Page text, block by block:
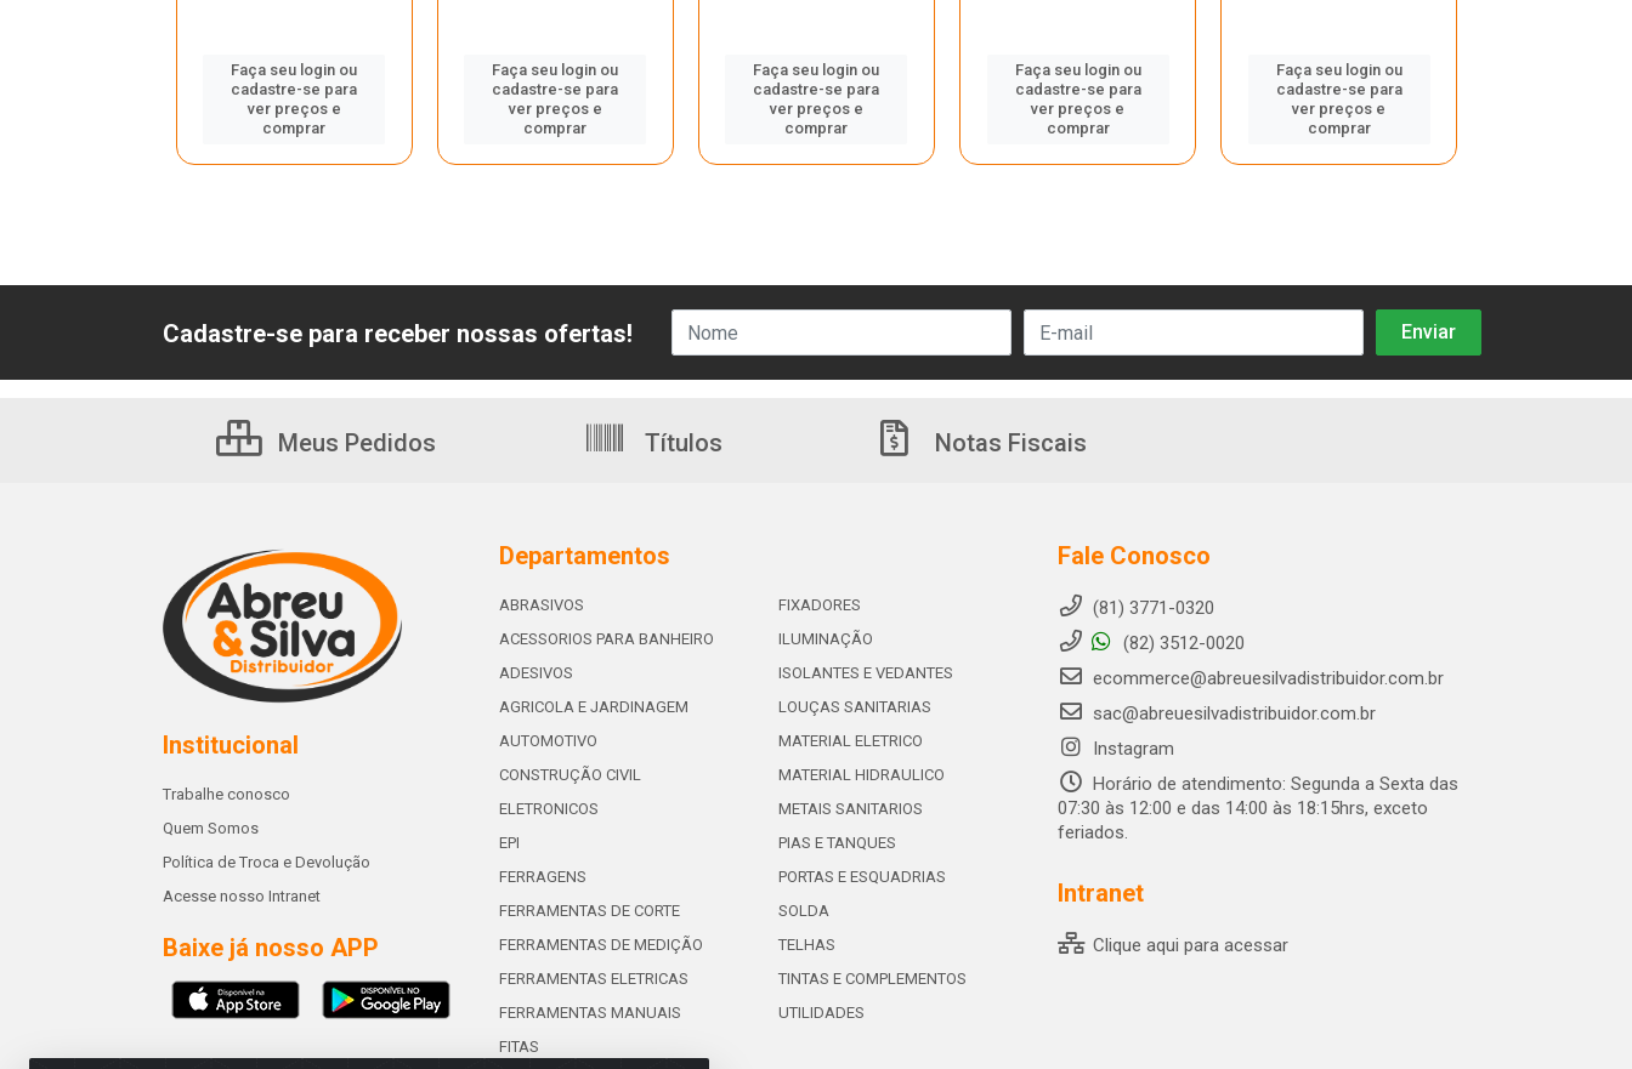
Faça seu login ou
cadastre-se para
ver preços e
comprar
Faça seu login ou
cadastre-se para
ver preços e
comprar
Faça seu login ou
cadastre-se para
ver preços e
comprar
Faça seu login ou
cadastre-se para
ver preços e
comprar
Faça seu login ou
cadastre-se para
ver preços e
comprar
Cadastre-se para receber nossas ofertas!
Meus Pedidos Títulos Notas Fiscais
Institucional
Trabalhe conosco
Quem Somos
Política de Troca e Devolução
Acesse nosso Intranet
Baixe já nosso APP
Departamentos
ABRASIVOS
ACESSORIOS PARA BANHEIRO
ADESIVOS
AGRICOLA E JARDINAGEM
AUTOMOTIVO
CONSTRUÇÃO CIVIL
ELETRONICOS
EPI
FERRAGENS
FERRAMENTAS DE CORTE
FERRAMENTAS DE MEDIÇÃO
FERRAMENTAS ELETRICAS
FERRAMENTAS MANUAIS
FITAS
FIXADORES
ILUMINAÇÃO
ISOLANTES E VEDANTES
LOUÇAS SANITARIAS
MATERIAL ELETRICO
MATERIAL HIDRAULICO
METAIS SANITARIOS
PIAS E TANQUES
PORTAS E ESQUADRIAS
SOLDA
TELHAS
TINTAS E COMPLEMENTOS
UTILIDADES
Fale Conosco
(81) 3771-0320
(82) 3512-0020
ecommerce@abreuesilvadistribuidor.com.br
sac@abreuesilvadistribuidor.com.br
Instagram
Horário de atendimento: Segunda a Sexta das
07:30 às 12:00 e das 14:00 às 18:15hrs, exceto
feriados.
Intranet
Clique aqui para acessar